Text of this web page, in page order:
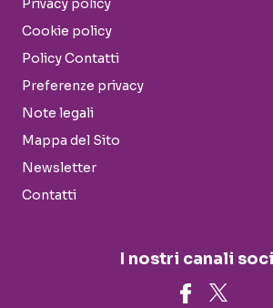
Privacy policy
Cookie policy
Policy Contatti
Preferenze privacy
Note legali
Mappa del Sito
Newsletter
Contatti
I nostri canali